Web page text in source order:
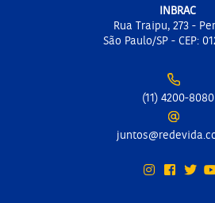
INBRAC
Rua Traipu, 273 -
São Paulo/SP - CEP:
(11) 4200-8080